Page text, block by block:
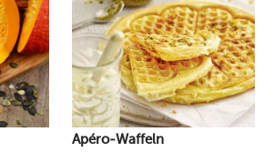
Apéro-Waffeln